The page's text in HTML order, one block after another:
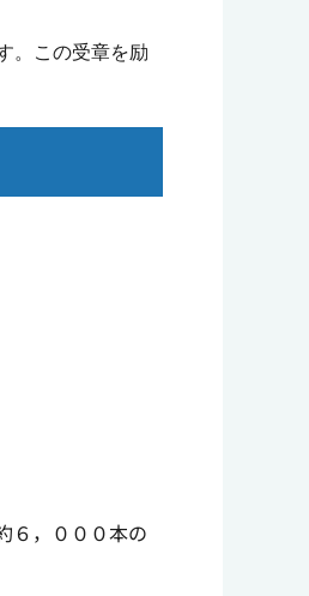
。この受章を励
６，０００本の